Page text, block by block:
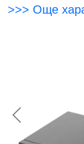
>>> Още
<< Предишна